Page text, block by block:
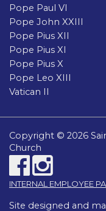
Pope Paul VI
Pope John XXIII
Pope Pius XII
Pope Pius XI
Pope Pius X
Pope Leo XIII
Vatican II
Copyright © 2026
Church
INTERNAL EMPLOYEE
Site designed and